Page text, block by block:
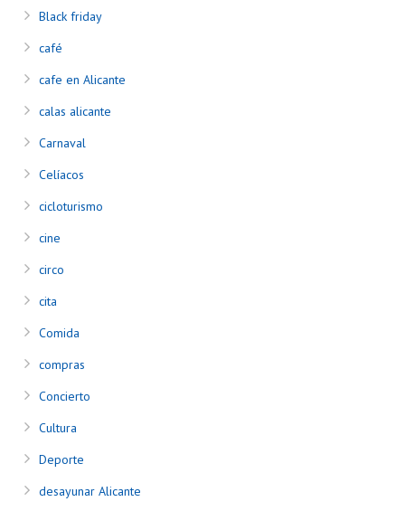
Black friday
café
cafe en Alicante
calas alicante
Carnaval
Celíacos
cicloturismo
cine
circo
cita
Comida
compras
Concierto
Cultura
Deporte
desayunar Alicante